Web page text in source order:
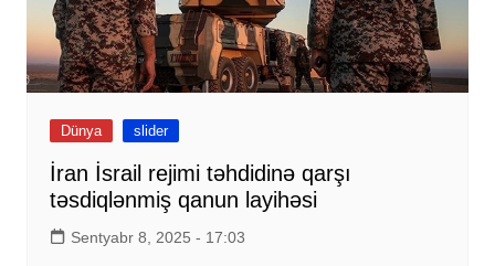
Dünya slider
İran İsrail rejimi təhdidinə qarşı
təsdiqlənmiş qanun layihəsi
Sentyabr 8, 2025 - 17:03